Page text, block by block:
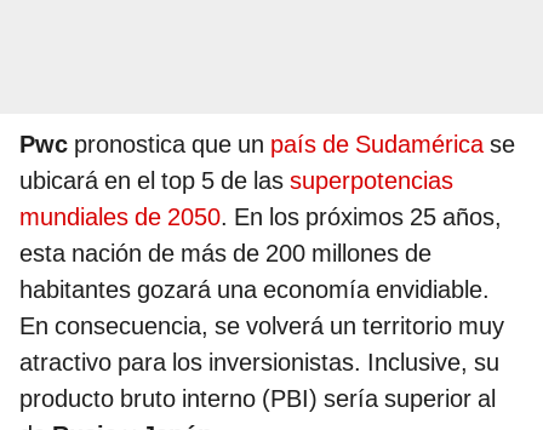
Pwc pronostica que un país de Sudaméricase
ubicará en el top 5 de las superpotencias
mundiales de 2050. En los próximos 25 años,
esta nación de más de 200 millones de
habitantes gozará una economía envidiable.
En consecuencia, se volverá un territorio muy
atractivo para los inversionistas. Inclusive, su
producto bruto interno (PBI) sería superior al